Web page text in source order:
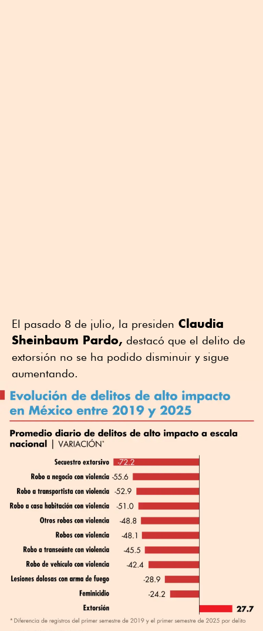
El pasado 8 de julio, la presiden Claudia
Sheinbaum Pardo, destacó que el delito de
extorsión no se ha podido disminuir y sigue
aumentando.